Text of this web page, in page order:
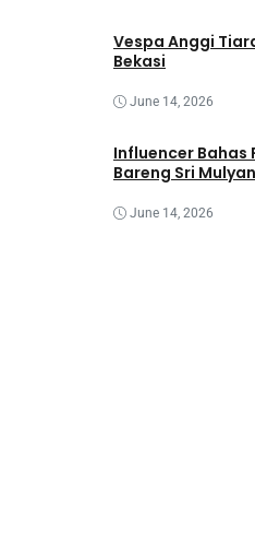
Vespa Anggi
Bekasi
June 14, 2026
Influencer Bahas
Bareng Sri
June 14, 2026